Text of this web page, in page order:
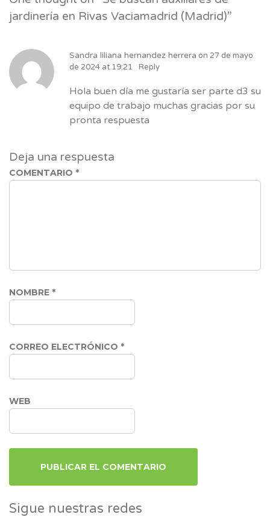
jardinería en Rivas Vaciamadrid (Madrid)”
Sandra liliana hernandez herrera on 27 de mayo
de 2024 at 19:21
Reply
Hola buen día me gustaría ser parte d3 su
equipo de trabajo muchas gracias por su
pronta respuesta
Deja una respuesta
COMENTARIO *
NOMBRE *
CORREO ELECTRÓNICO *
WEB
Sigue nuestras redes